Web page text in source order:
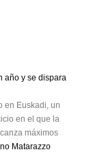
año y se dispara
en Euskadi, un
en el que la
máximos
Matarazzo